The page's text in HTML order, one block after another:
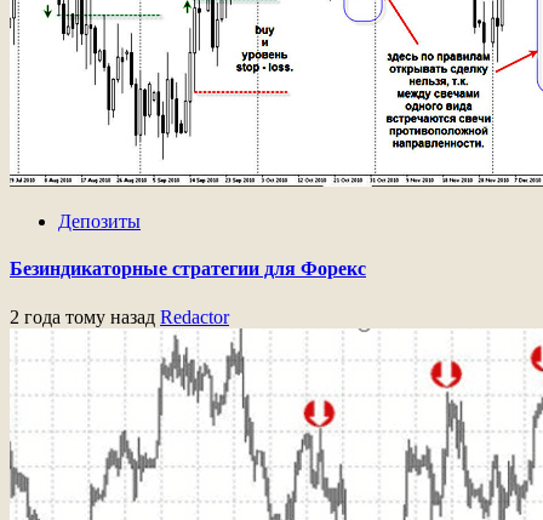
Депозиты
Безиндикаторные стратегии для Форекс
2 года тому назад Redactor